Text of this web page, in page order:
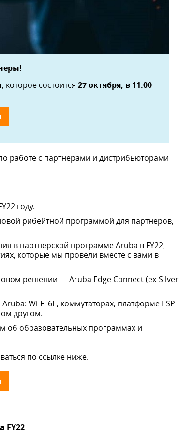
, которое состоится 27 октября, в 11:00
работе с партнерами и дистрибьюторами
году.
рибейтной программой для партнеров,
в партнерской программе Aruba в FY22,
которые мы провели вместе с вами в
решении — Aruba Edge Connect (ex-Silver
Wi-Fi 6E, коммутаторах, платформе ESP
другом.
об образовательных программах и
по ссылке ниже.
FY22